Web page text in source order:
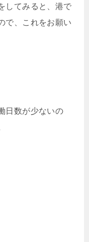
してみると、港で
で、これをお願い
日数が少ないの